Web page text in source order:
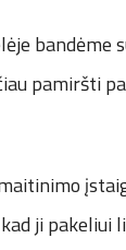
pamiršti
ji pakeliui